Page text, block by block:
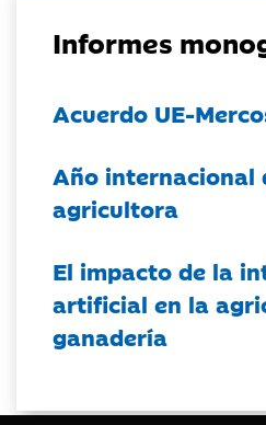
Informes
Acuerdo UE-
Año internacional
agricultora
El impacto de la
artificial en la
ganadería